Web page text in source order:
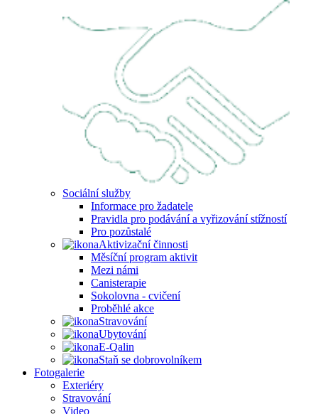
Sociální služby
Informace pro žadatele
Pravidla pro podávání a vyřizování stížností
Pro pozůstalé
Aktivizační činnosti
Měsíční program aktivit
Mezi námi
Canisterapie
Sokolovna - cvičení
Proběhlé akce
Stravování
Ubytování
E-Qalin
Staň se dobrovolníkem
Fotogalerie
Exteriéry
Stravování
Video